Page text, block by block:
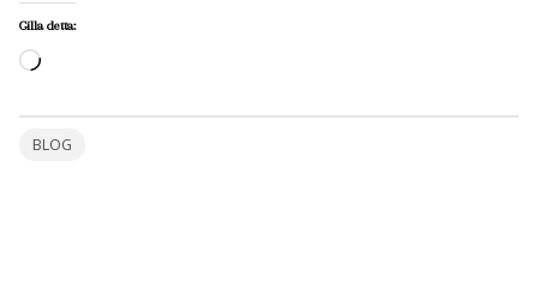
Gilla detta:
Laddar
BLOG